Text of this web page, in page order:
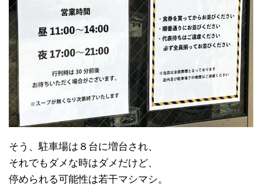
そう、駐車場は８台に増台され、
それでもダメな時はダメだけど、
停められる可能性は若干マシマシ。